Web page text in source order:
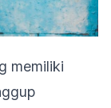
memiliki